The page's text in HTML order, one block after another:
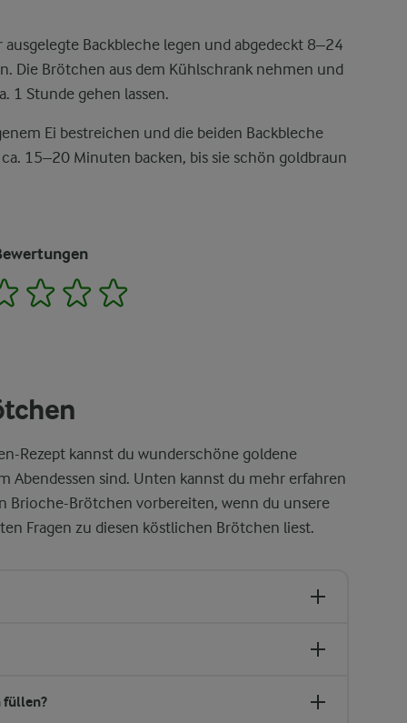
Backbleche legen und abgedeckt 8–24
Die Brötchen aus dem Kühlschrank nehmen und
1 Stunde gehen lassen.
Ei bestreichen und die beiden Backbleche
15–20 Minuten backen, bis sie schön goldbraun
2 3 4
Rezept kannst du wunderschöne goldene
Abendessen sind. Unten kannst du mehr erfahren
Brioche-Brötchen vorbereiten, wenn du unsere
Fragen zu diesen köstlichen Brötchen liest.
füllen?